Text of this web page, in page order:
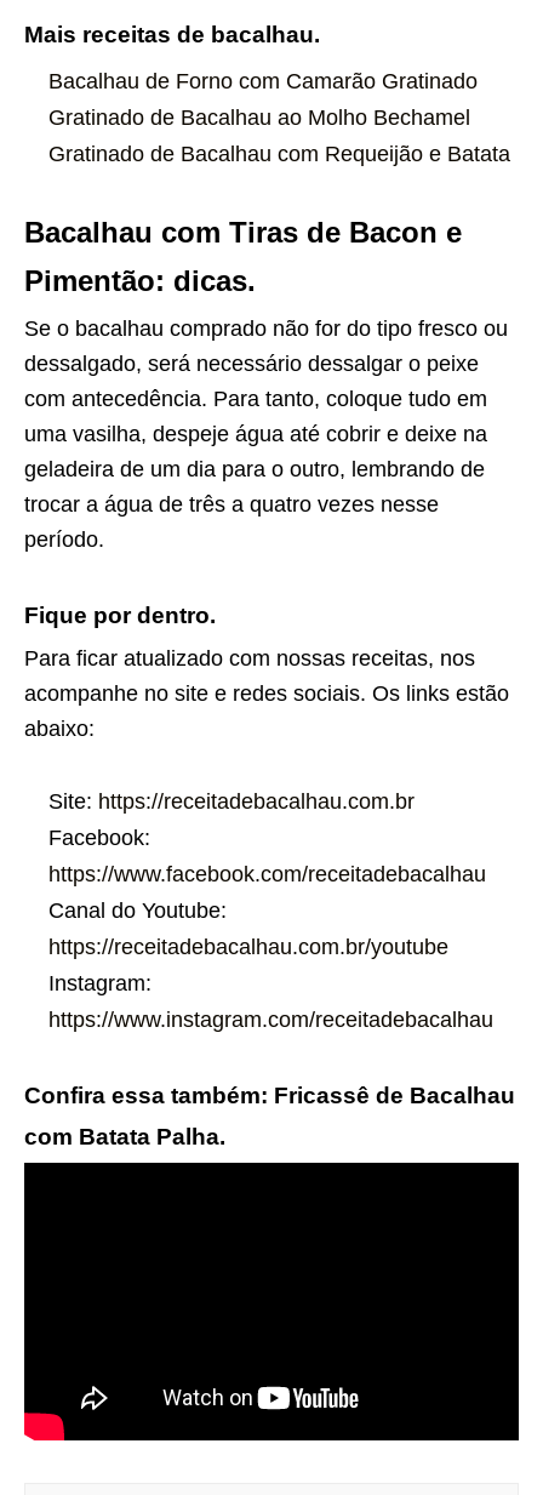
Mais receitas de bacalhau.
Bacalhau de Forno com Camarão Gratinado
Gratinado de Bacalhau ao Molho Bechamel
Gratinado de Bacalhau com Requeijão e Batata
Bacalhau com Tiras de Bacon e
Pimentão: dicas.
Se o bacalhau comprado não for do tipo fresco ou
dessalgado, será necessário dessalgar o peixe
com antecedência. Para tanto, coloque tudo em
uma vasilha, despeje água até cobrir e deixe na
geladeira de um dia para o outro, lembrando de
trocar a água de três a quatro vezes nesse
período.
Fique por dentro.
Para ficar atualizado com nossas receitas, nos
acompanhe no site e redes sociais. Os links estão
abaixo:
Site: https://receitadebacalhau.com.br
Facebook:
https://www.facebook.com/receitadebacalhau
Canal do Youtube:
https://receitadebacalhau.com.br/youtube
Instagram:
https://www.instagram.com/receitadebacalhau
Confira essa também: Fricassê de Bacalhau
com Batata Palha.